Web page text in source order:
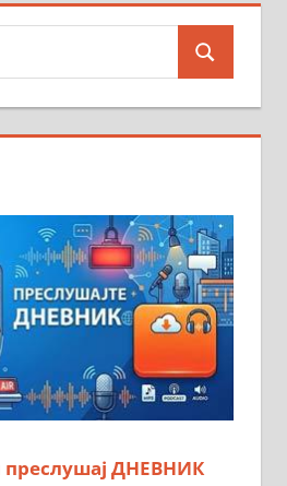
Search
ДНЕВНИК